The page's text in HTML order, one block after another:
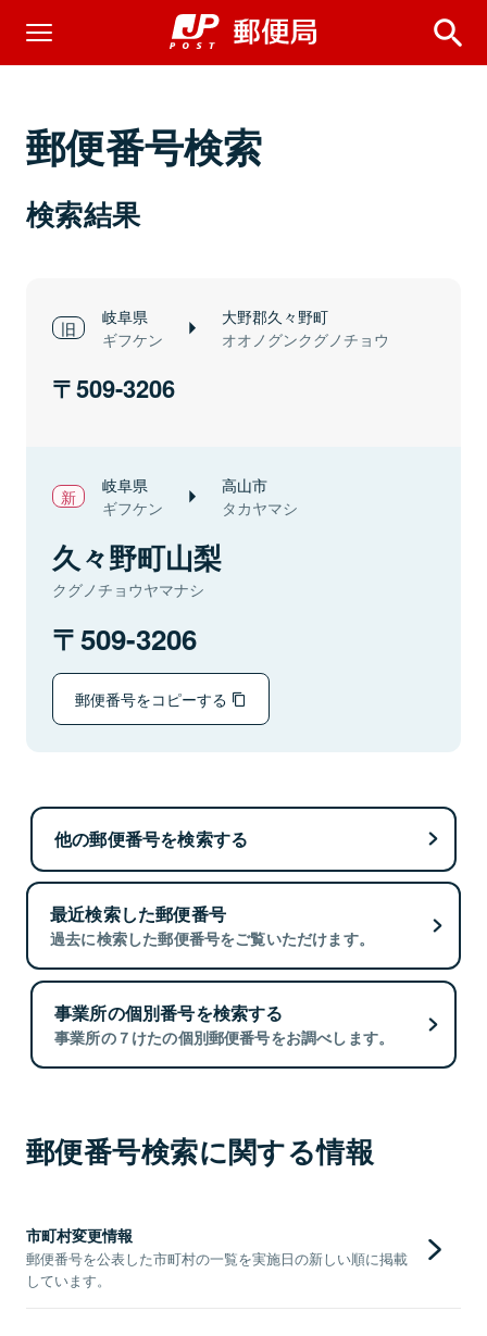
郵便番号検索
検索結果
岐阜県
ギフケン
大野郡久々野町
オオノグンクグノチョウ
509-3206
岐阜県
ギフケン
高山市
タカヤマシ
久々野町山梨
クグノチョウヤマナシ
509-3206
郵便番号をコピーする
他の郵便番号を検索する
最近検索した郵便番号
過去に検索した郵便番号をご覧いただけます。
事業所の個別番号を検索する
事業所の７けたの個別郵便番号をお調べします。
郵便番号検索に関する情報
市町村変更情報
郵便番号を公表した市町村の一覧を実施日の新しい順に掲載
しています。